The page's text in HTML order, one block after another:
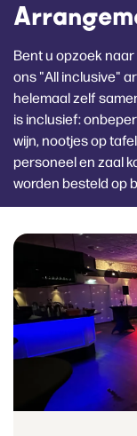
Bent u opzoek
ons "All inclusive"
helemaal zelf
is inclusief:
wijn, nootjes op
personeel en zaal
worden besteld op